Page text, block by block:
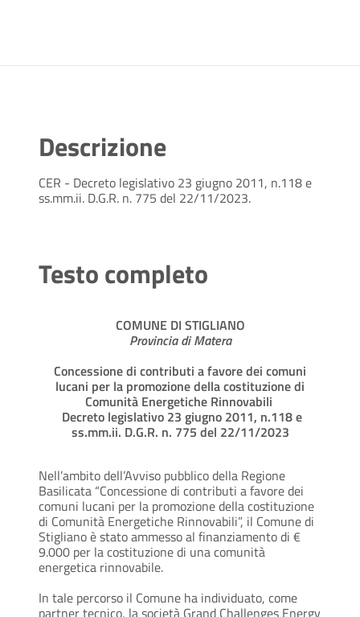
Descrizione
CER - Decreto legislativo 23 giugno 2011, n.118 e
ss.mm.ii. D.G.R. n. 775 del 22/11/2023.
Testo completo
COMUNE DI STIGLIANO
Provincia di Matera
Concessione di contributi a favore dei comuni
lucani per la promozione della costituzione di
Comunità Energetiche Rinnovabili
Decreto legislativo 23 giugno 2011, n.118 e
ss.mm.ii. D.G.R. n. 775 del 22/11/2023
Nell’ambito dell’Avviso pubblico della Regione
Basilicata “Concessione di contributi a favore dei
comuni lucani per la promozione della costituzione
di Comunità Energetiche Rinnovabili”, il Comune di
Stigliano è stato ammesso al finanziamento di €
9.000 per la costituzione di una comunità
energetica rinnovabile.
In tale percorso il Comune ha individuato, come
partner tecnico, la società Grand Challenges Energy